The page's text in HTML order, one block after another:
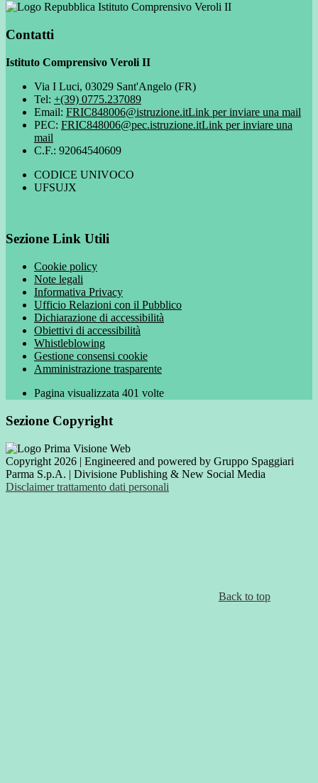
Istituto Comprensivo Veroli II
Contatti
Istituto Comprensivo Veroli II
Via I Luci, 03029 Sant'Angelo (FR)
Tel: +(39) 0775.237089
Email: FRIC848006@istruzione.itLink per inviare una mail
PEC: FRIC848006@pec.istruzione.itLink per inviare una
mail
C.F.: 92064540609
CODICE UNIVOCO
UFSUJX
Sezione Link Utili
Cookie policy
Note legali
Informativa Privacy
Ufficio Relazioni con il Pubblico
Dichiarazione di accessibilità
Obiettivi di accessibilità
Whistleblowing
Gestione consensi cookie
Amministrazione trasparente
Pagina visualizzata 401 volte
Sezione Copyright
Copyright 2026 | Engineered and powered by Gruppo Spaggiari
Parma S.p.A. | Divisione Publishing & New Social Media
Disclaimer trattamento dati personali
Back to top